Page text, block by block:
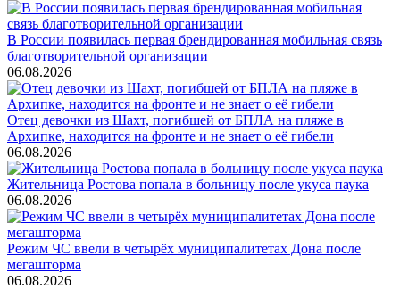
В России появилась первая брендированная мобильная связь
благотворительной организации
06.08.2026
Отец девочки из Шахт, погибшей от БПЛА на пляже в
Архипке, находится на фронте и не знает о её гибели
06.08.2026
Жительница Ростова попала в больницу после укуса паука
06.08.2026
Режим ЧС ввели в четырёх муниципалитетах Дона после
мегашторма
06.08.2026